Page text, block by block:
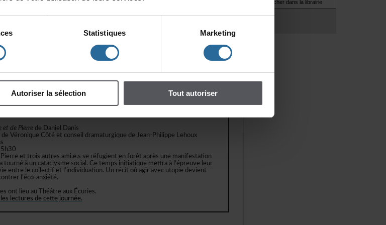
Statistiques Marketing
Autoriserlasélection Toutautoriser
deDanielDanis
PhilippeLehoux
anxiété.